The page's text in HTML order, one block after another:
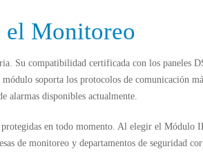
el Monitoreo
Su compatibilidad certificada con los paneles
soporta los protocolos de comunicación
alarmas disponibles actualmente.
protegidas en todo momento. Al elegir el Módulo
de monitoreo y departamentos de seguridad